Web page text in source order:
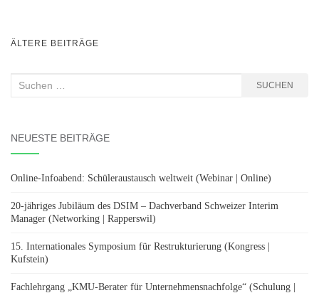
BEITRAGSNAVIGATION
ÄLTERE BEITRÄGE
Suchen
SUCHEN
NEUESTE BEITRÄGE
Online-Infoabend: Schüleraustausch weltweit (Webinar | Online)
20-jähriges Jubiläum des DSIM – Dachverband Schweizer Interim
Manager (Networking | Rapperswil)
15. Internationales Symposium für Restrukturierung (Kongress |
Kufstein)
Fachlehrgang „KMU-Berater für Unternehmensnachfolge“ (Schulung |